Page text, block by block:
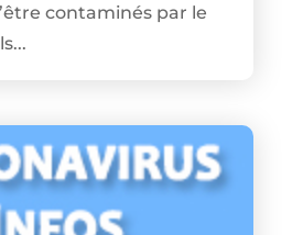
contaminés par le